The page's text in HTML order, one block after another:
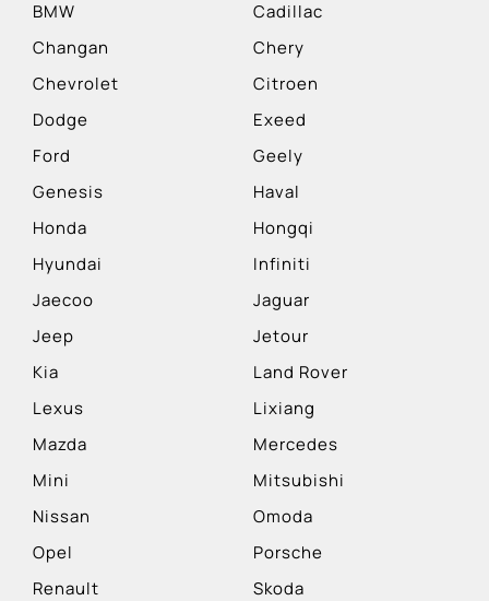
BMW
Cadillac
Changan
Chery
Chevrolet
Citroen
Dodge
Exeed
Ford
Geely
Genesis
Haval
Honda
Hongqi
Hyundai
Infiniti
Jaecoo
Jaguar
Jeep
Jetour
Kia
Land Rover
Lexus
Lixiang
Mazda
Mercedes
Mini
Mitsubishi
Nissan
Omoda
Opel
Porsche
Renault
Skoda